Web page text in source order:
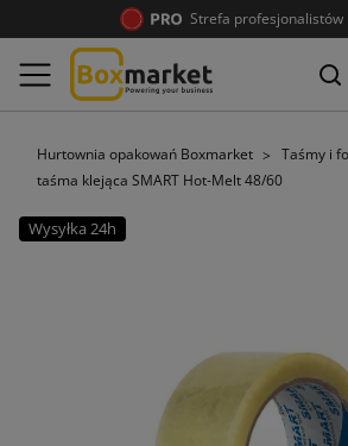
Strefa profesjonalistów
Hurtownia opakowań Boxmarket Taśmy i
taśma klejąca SMART Hot-Melt 48/60
Wysyłka 24h